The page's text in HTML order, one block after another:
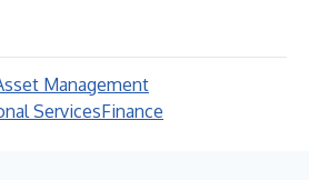
Management
ServicesFinance